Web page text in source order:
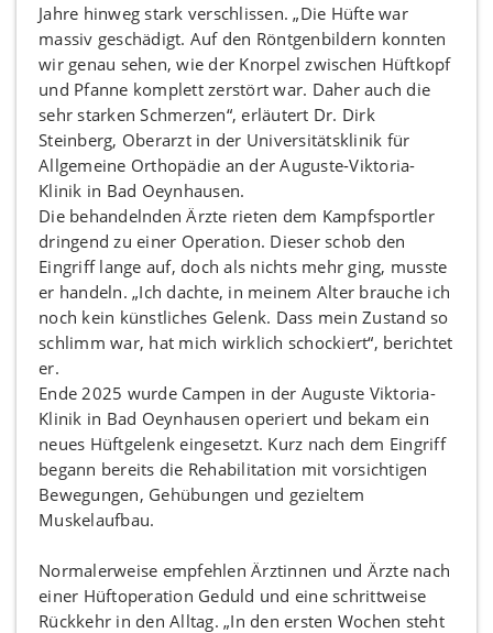
Jahre hinweg stark verschlissen. „Die Hüfte war
massiv geschädigt. Auf den Röntgenbildern konnten
wir genau sehen, wie der Knorpel zwischen Hüftkopf
und Pfanne komplett zerstört war. Daher auch die
sehr starken Schmerzen“, erläutert Dr. Dirk
Steinberg, Oberarzt in der Universitätsklinik für
Allgemeine Orthopädie an der Auguste-Viktoria-
Klinik in Bad Oeynhausen.
Die behandelnden Ärzte rieten dem Kampfsportler
dringend zu einer Operation. Dieser schob den
Eingriff lange auf, doch als nichts mehr ging, musste
er handeln. „Ich dachte, in meinem Alter brauche ich
noch kein künstliches Gelenk. Dass mein Zustand so
schlimm war, hat mich wirklich schockiert“, berichtet
er.
Ende 2025 wurde Campen in der Auguste Viktoria-
Klinik in Bad Oeynhausen operiert und bekam ein
neues Hüftgelenk eingesetzt. Kurz nach dem Eingriff
begann bereits die Rehabilitation mit vorsichtigen
Bewegungen, Gehübungen und gezieltem
Muskelaufbau.
Normalerweise empfehlen Ärztinnen und Ärzte nach
einer Hüftoperation Geduld und eine schrittweise
Rückkehr in den Alltag. „In den ersten Wochen steht